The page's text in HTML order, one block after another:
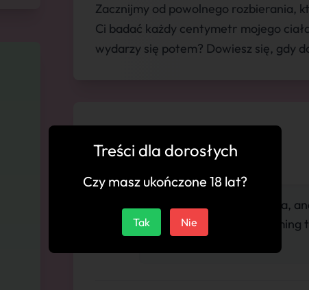
Zacznijmy od powolnego rozbierania,
Ci badać każdy centymetr mojego
wydarzy się potem? Dowiesz się, gdy
"Wizyta jak zwykle udana,
wyżyć. Dodatkowo rimming
Treści dla dorosłych
Czy masz ukończone 18 lat?
Tak Nie